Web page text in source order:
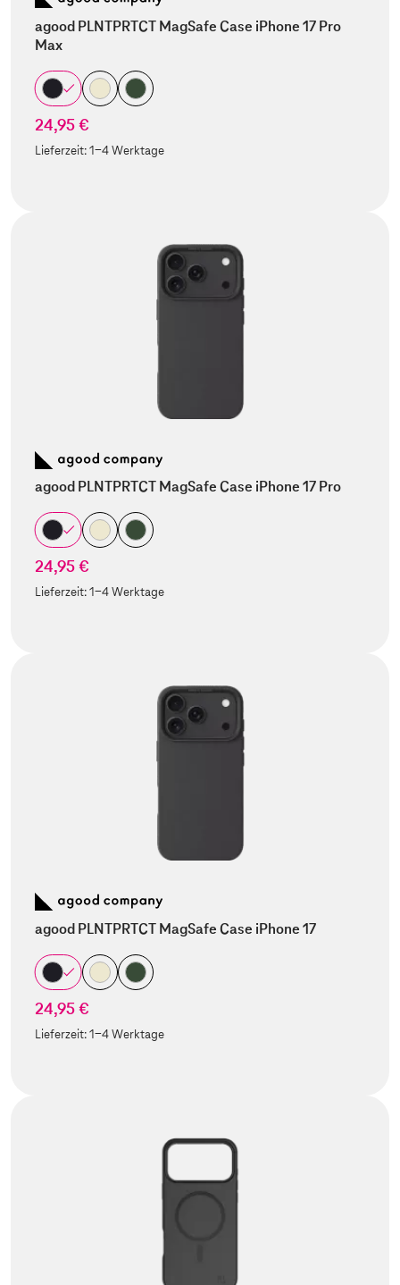
agood PLNTPRTCT MagSafe Case iPhone 17 Pro
Max
24,95 €
Lieferzeit:1-4 Werktage
agood PLNTPRTCT MagSafe Case iPhone 17 Pro
24,95 €
Lieferzeit:1-4 Werktage
agood PLNTPRTCT MagSafe Case iPhone 17
24,95 €
Lieferzeit:1-4 Werktage